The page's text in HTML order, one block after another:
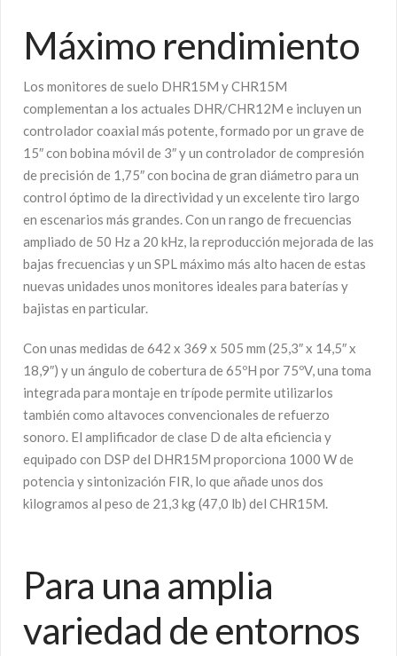
Máximo rendimiento
Los monitores de suelo DHR15M y CHR15M
complementan a los actuales DHR/CHR12M e incluyen un
controlador coaxial más potente, formado por un grave de
15″ con bobina móvil de 3″ y un controlador de compresión
de precisión de 1,75″ con bocina de gran diámetro para un
control óptimo de la directividad y un excelente tiro largo
en escenarios más grandes. Con un rango de frecuencias
ampliado de 50 Hz a 20 kHz, la reproducción mejorada de las
bajas frecuencias y un SPL máximo más alto hacen de estas
nuevas unidades unos monitores ideales para baterías y
bajistas en particular.
Con unas medidas de 642 x 369 x 505 mm (25,3″ x 14,5″ x
18,9″) y un ángulo de cobertura de 65ºH por 75ºV, una toma
integrada para montaje en trípode permite utilizarlos
también como altavoces convencionales de refuerzo
sonoro. El amplificador de clase D de alta eficiencia y
equipado con DSP del DHR15M proporciona 1000 W de
potencia y sintonización FIR, lo que añade unos dos
kilogramos al peso de 21,3 kg (47,0 lb) del CHR15M.
Para una amplia
variedad de entornos